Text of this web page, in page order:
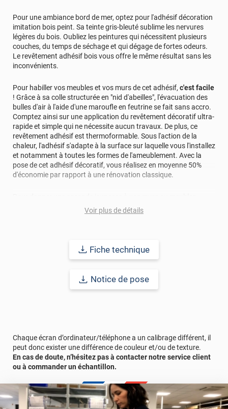
Pour une ambiance bord de mer, optez pour l'adhésif décoration
imitation bois peint. Sa teinte gris-bleuté sublime les nervures
légères du bois. Oubliez les peintures qui nécessitent plusieurs
couches, du temps de séchage et qui dégage de fortes odeurs.
Le revêtement adhésif bois vous offre le même résultat sans les
inconvénients.
Pour habiller vos meubles et vos murs de cet adhésif, c'est facile
! Grâce à sa colle structurée en "nid d'abeilles", l'évacuation des
bulles d'air à l'aide d'une maroufle en feutrine se fait sans accro.
Comptez ainsi sur une application du revêtement décoratif ultra-
rapide et simple qui ne nécessite aucun travaux. De plus, ce
revêtement adhésif est thermoformable. Sous l'action de la
chaleur, l'adhésif s'adapte à la surface sur laquelle vous l'installez
et notamment à toutes les formes de l'ameublement. Avec la
pose de cet adhésif décoratif, vous réalisez en moyenne 50%
d'économie par rapport à une rénovation classique.
comptez sur ce vinyl de haute qualité avec une excellente
résistance à l’eau, à la saleté, à l’abrasion, aux UV et à l’usure.
revêtement peut être installé dans un lieu ouvert public.
écaillage, délamination et jaunissement)
Vous allez commander 1 face de porte avec un surplus de 13 cm
comprenant le retour porte + le cadre.
Voir plus de détails
Fiche technique
Notice de pose
Chaque écran d’ordinateur/téléphone a un calibrage différent, il
peut donc exister une différence de couleur et/ou de texture.
En cas de doute, n’hésitez pas à contacter notre service client
ou à commander un échantillon.